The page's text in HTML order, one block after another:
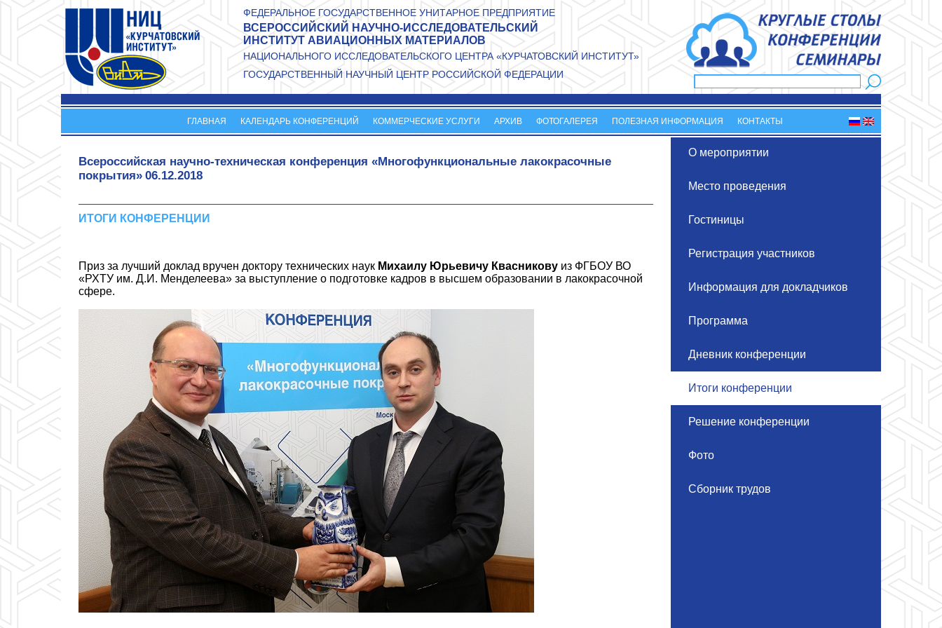
Перейти к основному содержанию
ФЕДЕРАЛЬНОЕ ГОСУДАРСТВЕННОЕ УНИТАРНОЕ ПРЕДПРИЯТИЕ
ВСЕРОССИЙСКИЙ НАУЧНО-ИССЛЕДОВАТЕЛЬСКИЙ
ИНСТИТУТ АВИАЦИОННЫХ МАТЕРИАЛОВ
НАЦИОНАЛЬНОГО ИССЛЕДОВАТЕЛЬСКОГО ЦЕНТРА «КУРЧАТОВСКИЙ ИНСТИТУТ»
ГОСУДАРСТВЕННЫЙ НАУЧНЫЙ ЦЕНТР РОССИЙСКОЙ ФЕДЕРАЦИИ
Форма поиска
ГЛАВНАЯ КАЛЕНДАРЬ КОНФЕРЕНЦИЙ КОММЕРЧЕСКИЕ УСЛУГИ АРХИВ ФОТОГАЛЕРЕЯ ПОЛЕЗНАЯ ИНФОРМАЦИЯ КОНТАКТЫ
О мероприятии
Место проведения
Гостиницы
Регистрация участников
Информация для докладчиков
Программа
Дневник конференции
Итоги конференции
Решение конференции
Фото
Сборник трудов
Всероссийская научно-техническая конференция «Многофункциональные лакокрасочные
покрытия» 06.12.2018
ИТОГИ КОНФЕРЕНЦИИ
Приз за лучший доклад вручен доктору технических наук Михаилу Юрьевичу Квасникову из ФГБОУ ВО
«РХТУ им. Д.И. Менделеева» за выступление о подготовке кадров в высшем образовании в лакокрасочной
сфере.